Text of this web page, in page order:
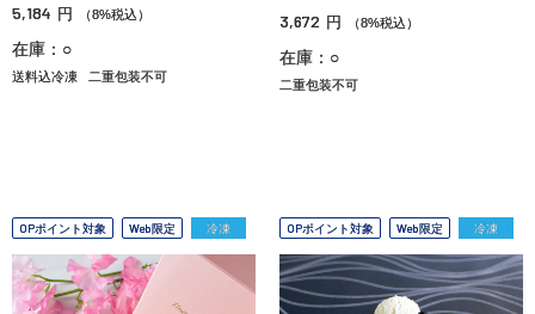
5,184 円 （8%税込）
在庫：○
送料込冷凍 二重包装不可
3,672 円 （8%税込）
在庫：○
二重包装不可
OPポイント対象 Web限定 冷凍 OPポイント対象 Web限定 冷凍